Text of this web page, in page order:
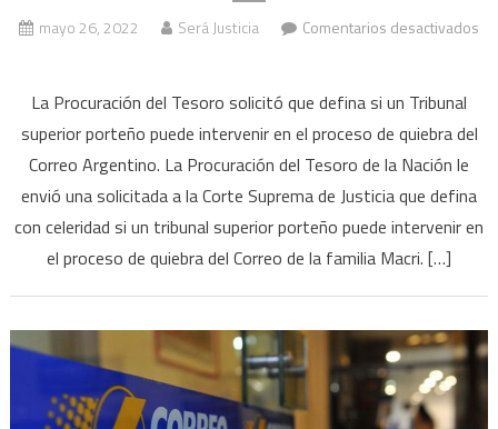
mayo 26, 2022 Será Justicia
Comentarios desactivados
Correo:
el
Gobierno
le
pidió
a
que
resuelva
“con
celeridad”
La Procuración del Tesoro solicitó que defina si un Tribunal
superior porteño puede intervenir en el proceso de quiebra del
Correo Argentino. La Procuración del Tesoro de la Nación le
envió una solicitada a la Corte Suprema de Justicia que defina
con celeridad si un tribunal superior porteño puede intervenir en
el proceso de quiebra del Correo de la familia Macri. […]